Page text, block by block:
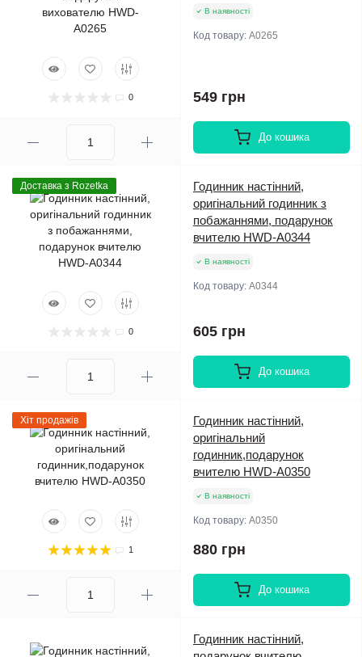
0
В наявності
Код товару: A0265
549 грн
До кошика
Доставка з Rozetka
0
Годинник настінний,
оригінальний годинник з
побажаннями, подарунок
вчителю HWD-A0344
В наявності
Код товару: A0344
605 грн
До кошика
Хіт продажів
1
Годинник настінний,
оригінальний
годинник,подарунок
вчителю HWD-A0350
В наявності
Код товару: A0350
880 грн
До кошика
Годинник настінний,